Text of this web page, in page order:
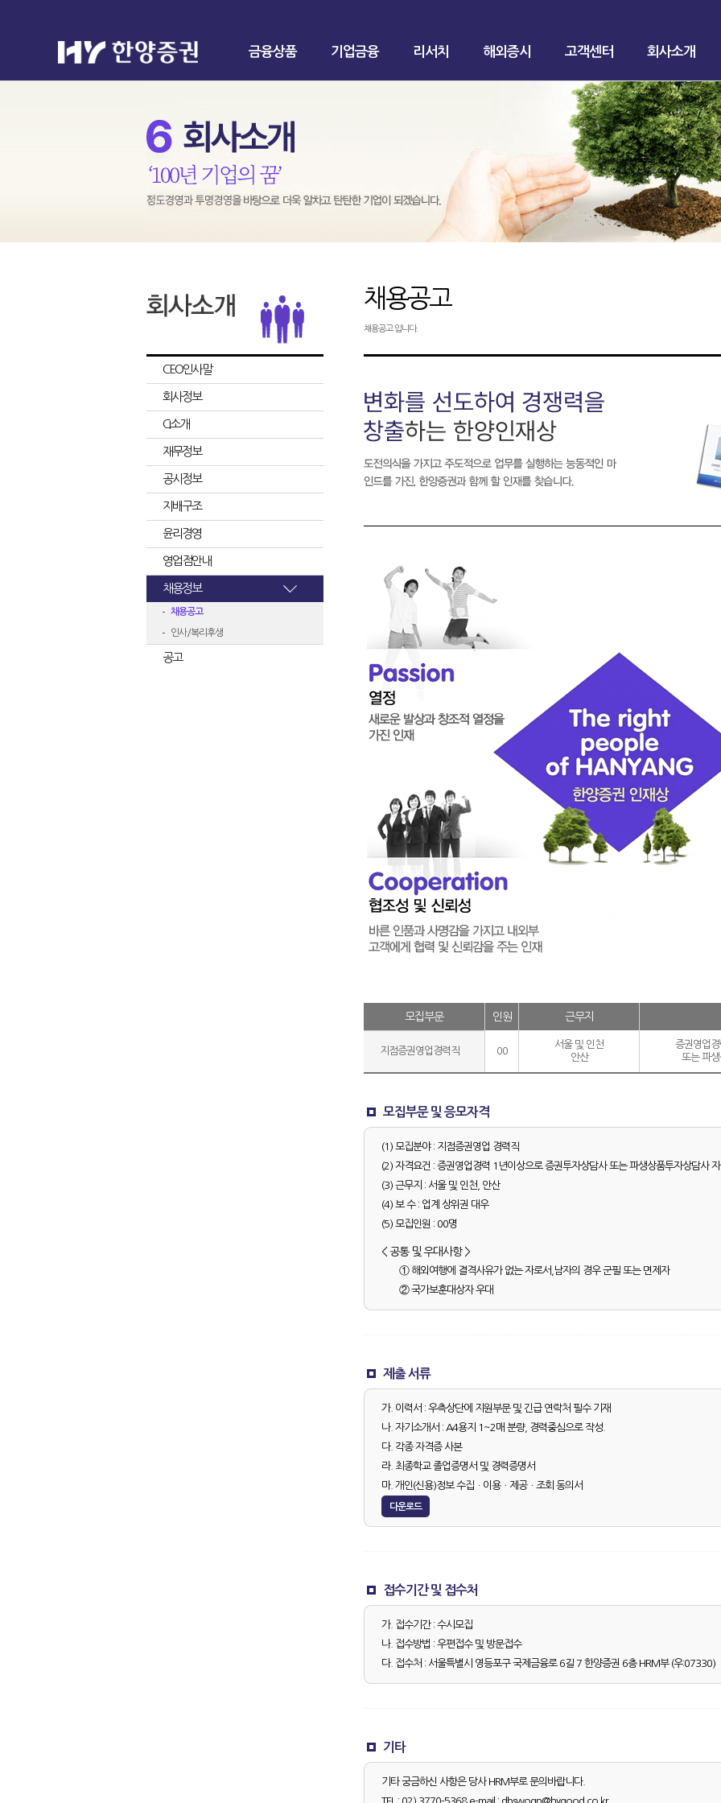
금융상품 기업금융 리서치 해외증시 고객센터 회사소개
CEO인사말
회사정보
CI소개
재무정보
공시정보
지배구조
윤리경영
영업점안내
채용정보
채용공고
인사/복리후생
공고
채용공고
채용공고 입니다.
모집부문 인원 근무지
지점증권영업경력직 00
서울 및 인천
안산
증권영업
또는 파
모집부문 및 응모자격
(1) 모집분야 : 지점증권영업 경력직
(2) 자격요건 : 증권영업경력 1년이상으로 증권투자상담사 또는 파생상품투자상담사
(3) 근무지 : 서울 및 인천, 안산
(4) 보 수 : 업계 상위권 대우
(5) 모집인원 : 00명
< 공통 및 우대사항 >
① 해외여행에 결격사유가 없는 자로서,남자의 경우 군필 또는 면제자
② 국가보훈대상자 우대
제출 서류
가. 이력서 : 우측상단에 지원부문 및 긴급 연락처 필수 기재
나. 자기소개서 : A4용지 1~2매 분량, 경력중심으로 작성.
다. 각종 자격증 사본
라. 최종학교 졸업증명서 및 경력증명서
마. 개인(신용)정보 수집ㆍ이용ㆍ제공ㆍ조회 동의서
다운로드
접수기간 및 접수처
가. 접수기간 : 수시모집
나. 접수방법 : 우편접수 및 방문접수
다. 접수처 : 서울특별시 영등포구 국제금융로 6길 7 한양증권 6층 HRM부 (우:07330)
기타
기타 궁금하신 사항은 당사 HRM부로 문의바랍니다.